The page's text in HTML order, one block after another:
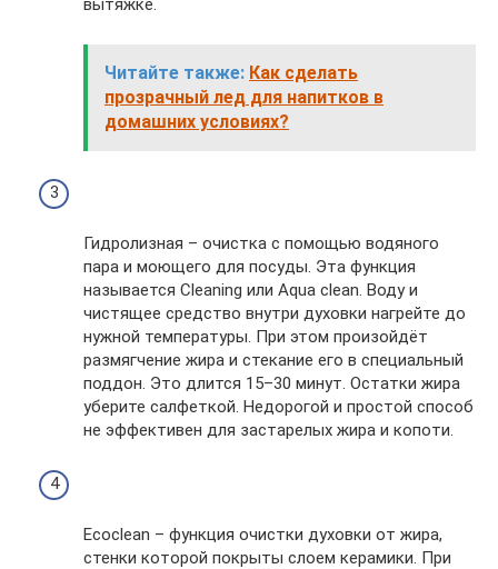
Читайте также: Как сделать
прозрачный лед для напитков в
домашних условиях?
Гидролизная – очистка с помощью водяного
пара и моющего для посуды. Эта функция
называется Cleaning или Aqua clean. Воду и
чистящее средство внутри духовки нагрейте до
нужной температуры. При этом произойдёт
размягчение жира и стекание его в специальный
поддон. Это длится 15–30 минут. Остатки жира
уберите салфеткой. Недорогой и простой способ
не эффективен для застарелых жира и копоти.
Ecoclean – функция очистки духовки от жира,
стенки которой покрыты слоем керамики. При